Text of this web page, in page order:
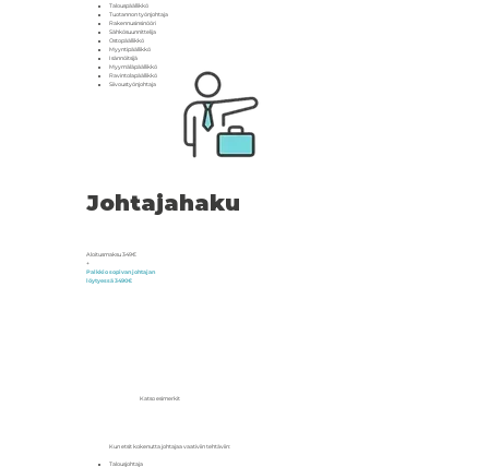
Talouspäällikkö
Tuotannon työnjohtaja
Rakennusinsinööri
Sähkösuunnittelija
Ostopäällikkö
Myyntipäällikkö
Isännöitsijä
Myymäläpäällikkö
Ravintolapäällikkö
Siivoustyönjohtaja
Johtajahaku
Aloitusmaksu 349€
+
Palkkio sopivan johtajan
löytyessä 3490€
Katso esimerkit
​Kun etsit kokenutta johtajaa vaativiin tehtäviin:
Talousjohtaja